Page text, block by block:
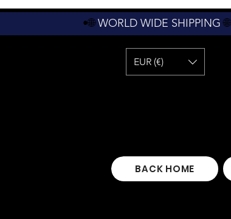
•🌐WORLD WIDE SHIPPING🌐
EUR (€)
BACK HOME